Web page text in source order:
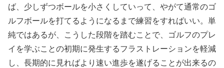
ば、少しずつボールを小さくしていって、やがて通常のゴ
ルフボールを打てるようになるまで練習をすればいい。単
純ではあるが、こうした段階を踏むことで、ゴルフのプレ
イを学ぶことの初期に発生するフラストレーションを軽減
し、長期的に見ればより速い進歩を遂げることが出来るの